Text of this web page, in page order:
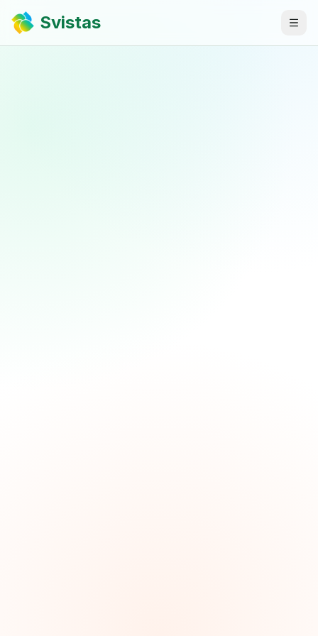
Svistas